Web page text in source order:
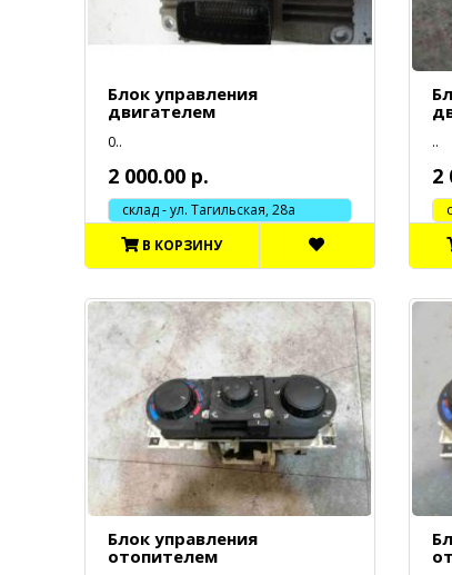
Блок управления
двигателем
0..
2 000.00 р.
склад - ул. Тагильская, 28а
В КОРЗИНУ
..
2
Блок управления
отопителем